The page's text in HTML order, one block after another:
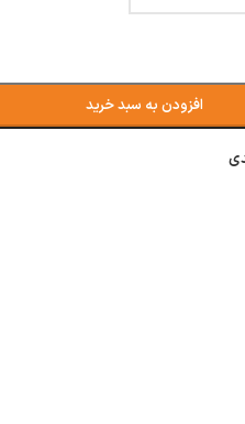
افزودن به سبد خرید